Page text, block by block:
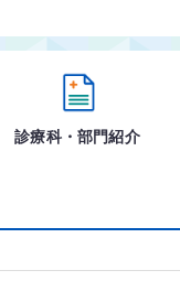
診療科・部門紹介